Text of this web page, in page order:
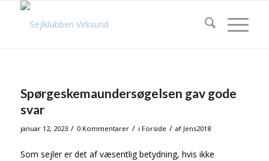
Spørgeskemaundersøgelsen gav gode
svar
januar 12, 2023 / 0 Kommentarer / i Forside / af Jens2018
Som sejler er det af væsentlig betydning, hvis ikke